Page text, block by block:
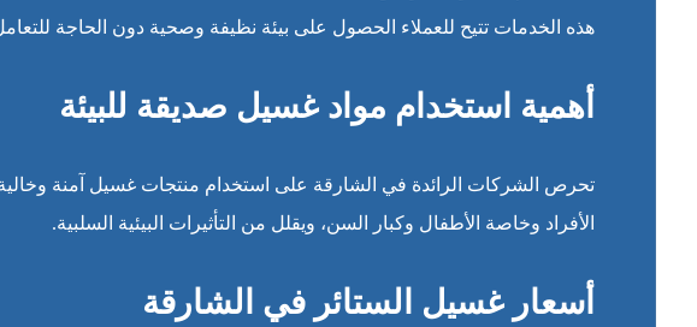
هذه الخدمات تتيح للعملاء الحصول على بيئة نظيفة وصحية دون الحاجة
أهمية استخدام مواد غسيل صديقة للبيئة
تحرص الشركات الرائدة في الشارقة على استخدام منتجات غسيل آمنة وخالية
الأفراد وخاصة الأطفال وكبار السن، ويقلل من التأثيرات البيئية السلبية.
أسعار غسيل الستائر في الشارقة